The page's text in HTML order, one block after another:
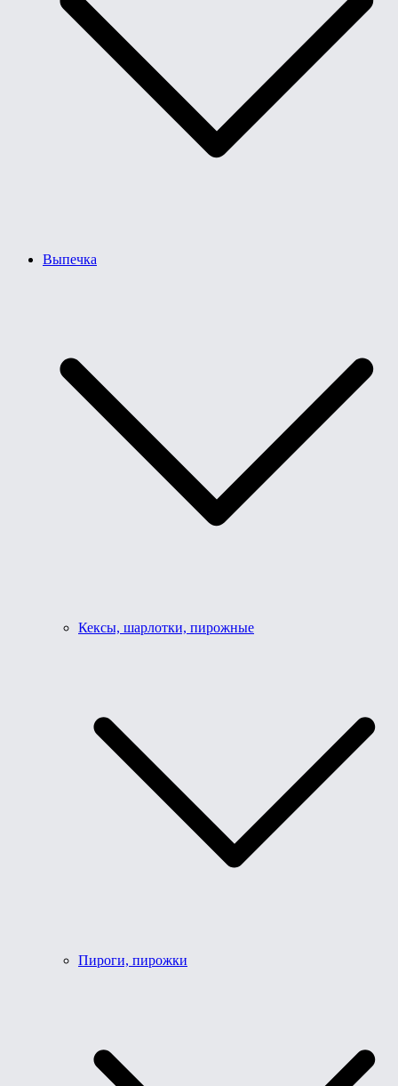
Выпечка
Кексы, шарлотки, пирожные
Пироги, пирожки